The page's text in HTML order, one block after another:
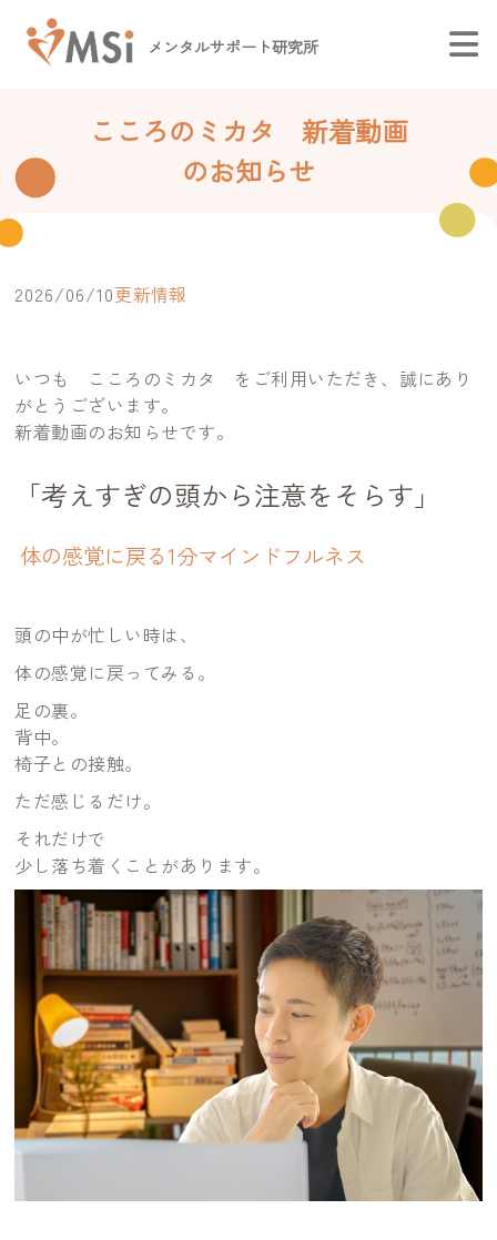
メンタルサポート研究所
こころのミカタ 新着動画
のお知らせ
2026/06/10更新情報
いつも こころのミカタ をご利用いただき、誠にあり
がとうございます。
新着動画のお知らせです。
「考えすぎの頭から注意をそらす」
体の感覚に戻る1分マインドフルネス
頭の中が忙しい時は、
体の感覚に戻ってみる。
足の裏。
背中。
椅子との接触。
ただ感じるだけ。
それだけで
少し落ち着くことがあります。